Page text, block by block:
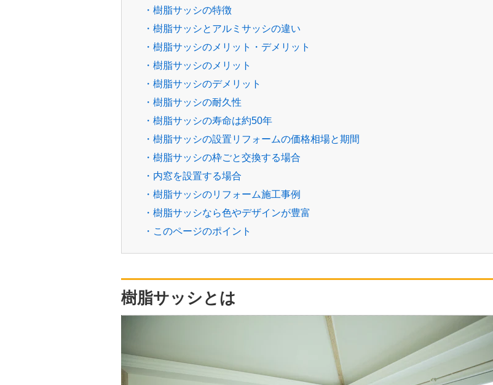
・樹脂サッシの特徴
・樹脂サッシとアルミサッシの違い
・樹脂サッシのメリット・デメリット
・樹脂サッシのメリット
・樹脂サッシのデメリット
・樹脂サッシの耐久性
・樹脂サッシの寿命は約50年
・樹脂サッシの設置リフォームの価格相場と期間
・樹脂サッシの枠ごと交換する場合
・内窓を設置する場合
・樹脂サッシのリフォーム施工事例
・樹脂サッシなら色やデザインが豊富
・このページのポイント
樹脂サッシとは